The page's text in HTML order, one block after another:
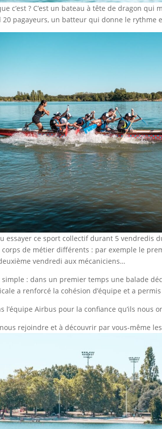
c’est ? C’est un bateau à tête de dragon
20 pagayeurs, un batteur qui donne le rythme
essayer ce sport collectif durant 5 vendredis
de métier différents : par exemple le
vendredi aux mécaniciens…
simple : dans un premier temps une balade
a renforcé la cohésion d’équipe et a
l’équipe Airbus pour la confiance qu’ils nous
nous rejoindre et à découvrir par vous-même